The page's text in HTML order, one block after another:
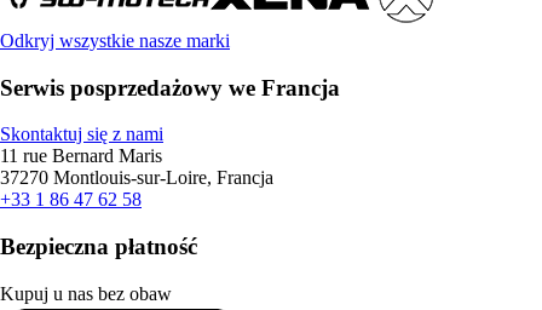
Odkryj wszystkie nasze marki
Serwis posprzedażowy we Francja
Skontaktuj się z nami
11 rue Bernard Maris
37270 Montlouis-sur-Loire, Francja
+33 1 86 47 62 58
Bezpieczna płatność
Kupuj u nas bez obaw